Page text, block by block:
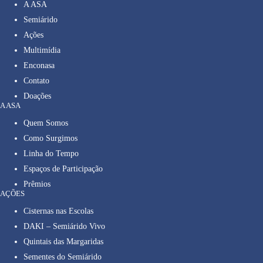
A ASA
Semiárido
Ações
Multimídia
Enconasa
Contato
Doações
A ASA
Quem Somos
Como Surgimos
Linha do Tempo
Espaços de Participação
Prêmios
AÇÕES
Cisternas nas Escolas
DAKI – Semiárido Vivo
Quintais das Margaridas
Sementes do Semiárido